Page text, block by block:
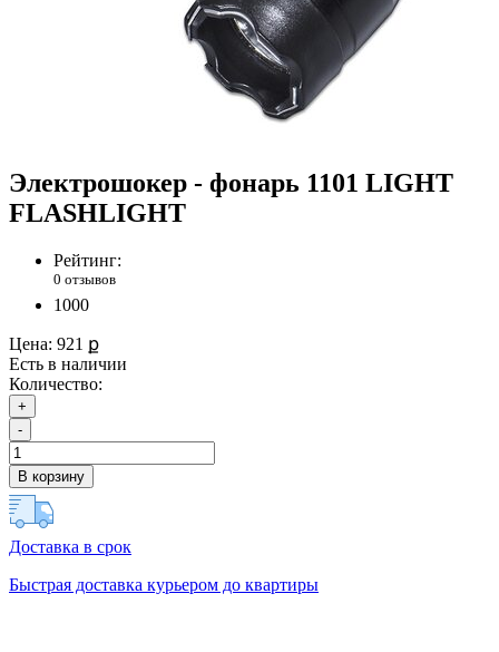
Электрошокер - фонарь 1101 LIGHT
FLASHLIGHT
Рейтинг:
0 отзывов
1000
Цена: 921 ք
Есть в наличии
Количество:
+
-
В корзину
Доставка в срок
Быстрая доставка курьером до квартиры